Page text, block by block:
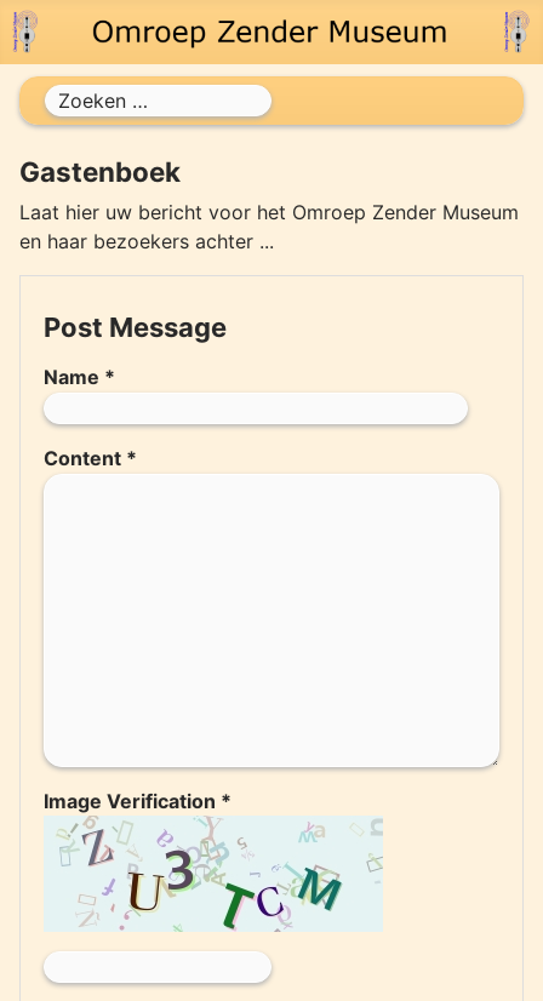
Zoeken
Gastenboek
Laat hier uw bericht voor het Omroep Zender Museum
en haar bezoekers achter ...
Post Message
Name *
Content *
Image Verification *